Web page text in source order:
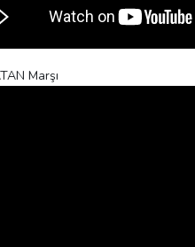
Marşı